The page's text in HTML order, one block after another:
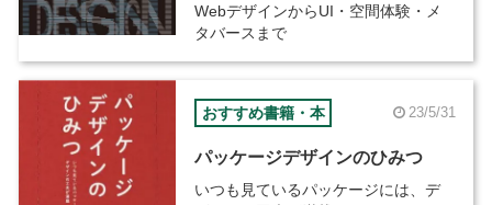
WebデザインからUI・空間体験・メ
タバースまで
おすすめ書籍・本 23/5/31
パッケージデザインのひみつ
いつも見ているパッケージには、デ